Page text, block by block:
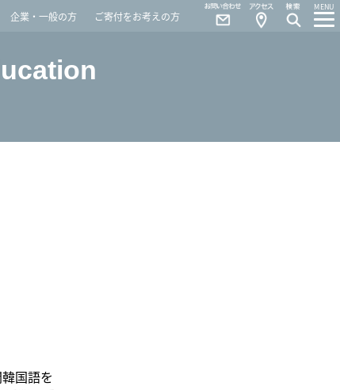
企業・一般の方 ご寄付をお考えの方
MENU
Access
Contact
国語を